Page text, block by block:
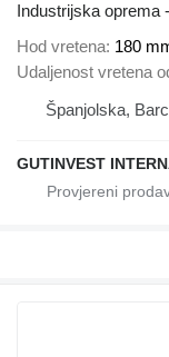
Industrijska oprema
Hod vretena 180
Udaljenost vretena
Španjolska,
GUTINVEST